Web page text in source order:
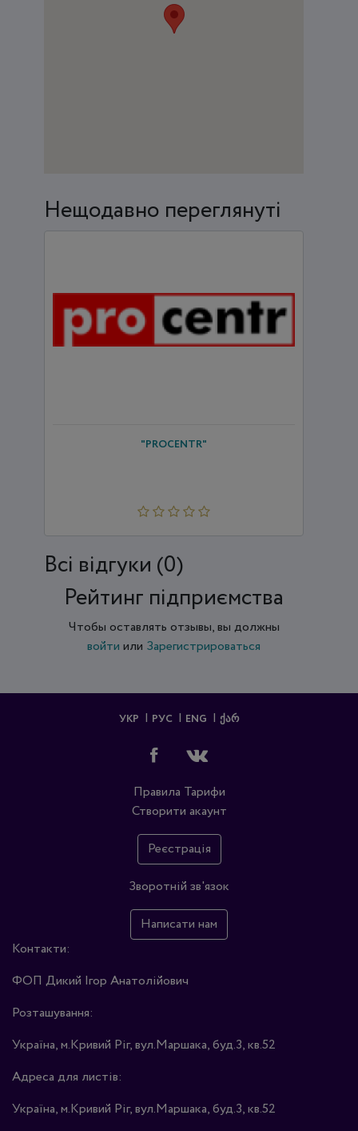
Нещодавно переглянуті
"PROCENTR"
Всi відгуки (0)
Рейтинг підприємства
Чтобы оставлять отзывы, вы должны
войти или Зарегистрироваться
УКР РУС ENG ᲥᲐᲠ
Правила Тарифи
Створити акаунт
Реєстрація
Зворотній зв'язок
Написати нам
Контакти:
ФОП Дикий Ігор Анатолійович
Розташування:
Україна, м.Кривий Ріг, вул.Маршака, буд.3, кв.52
Адреса для листів:
Україна, м.Кривий Ріг, вул.Маршака, буд.3, кв.52